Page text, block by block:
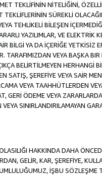
TEKLİFİNİN NİTELİĞİNİ,
SÜREKLİ
TEHLİKELİ BİLEŞEN
YAZILIMLAR, VE
BİLGİ YA DA İÇERİĞE YETKİSİZ
TARAFIMIZDAN VEYA BAŞKA
BELİRTİLMEYEN
SATIŞ, ŞEREFİYE VEYA SAİR
VEYA TAAHHÜTLERDEN
ÖDEME VEYA
SINIRLANDIRILAMAYAN
HAKKINDA DAHA
GELİR, KAR, ŞEREFİYE,
İŞBU